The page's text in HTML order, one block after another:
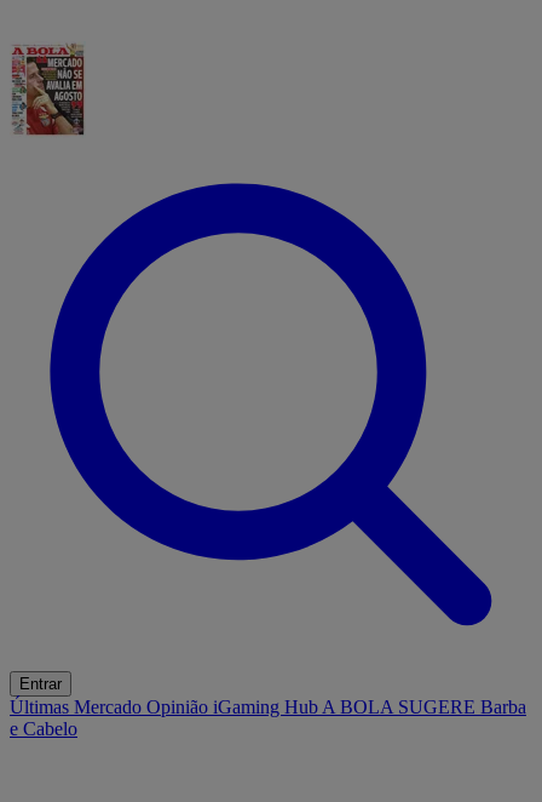
Entrar
Últimas Mercado Opinião iGaming Hub A BOLA SUGERE Barba
e Cabelo